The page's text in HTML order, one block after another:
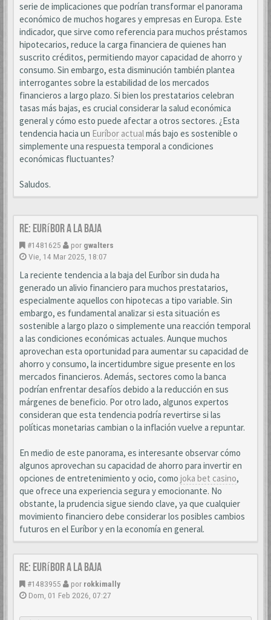
serie de implicaciones que podrían transformar el panorama
económico de muchos hogares y empresas en Europa. Este
indicador, que sirve como referencia para muchos préstamos
hipotecarios, reduce la carga financiera de quienes han
suscrito créditos, permitiendo mayor capacidad de ahorro y
consumo. Sin embargo, esta disminución también plantea
interrogantes sobre la estabilidad de los mercados
financieros a largo plazo. Si bien los prestatarios celebran
tasas más bajas, es crucial considerar la salud económica
general y cómo esto puede afectar a otros sectores. ¿Esta
tendencia hacia un Euríbor actualmás bajo es sostenible o
simplemente una respuesta temporal a condiciones
económicas fluctuantes?
Saludos.
Re: Euríbor a la baja
#1481625 por gwalters
Vie, 14 Mar 2025, 18:07
La reciente tendencia a la baja del Euríbor sin duda ha
generado un alivio financiero para muchos prestatarios,
especialmente aquellos con hipotecas a tipo variable. Sin
embargo, es fundamental analizar si esta situación es
sostenible a largo plazo o simplemente una reacción temporal
a las condiciones económicas actuales. Aunque muchos
aprovechan esta oportunidad para aumentar su capacidad de
ahorro y consumo, la incertidumbre sigue presente en los
mercados financieros. Además, sectores como la banca
podrían enfrentar desafíos debido a la reducción en sus
márgenes de beneficio. Por otro lado, algunos expertos
consideran que esta tendencia podría revertirse si las
políticas monetarias cambian o la inflación vuelve a repuntar.
En medio de este panorama, es interesante observar cómo
algunos aprovechan su capacidad de ahorro para invertir en
opciones de entretenimiento y ocio, como joka bet casino,
que ofrece una experiencia segura y emocionante. No
obstante, la prudencia sigue siendo clave, ya que cualquier
movimiento financiero debe considerar los posibles cambios
futuros en el Euríbor y en la economía en general.
Re: Euríbor a la baja
#1483955 por rokkimally
Dom, 01 Feb 2026, 07:27